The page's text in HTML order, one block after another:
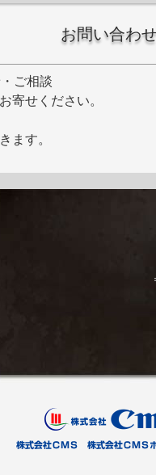
お問い合わ
ご相談
寄せください。
ます。